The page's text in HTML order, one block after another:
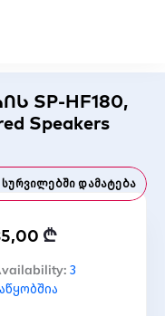
SP-HF180,
Speakers
Სურვილებში Დამატება
₾
3